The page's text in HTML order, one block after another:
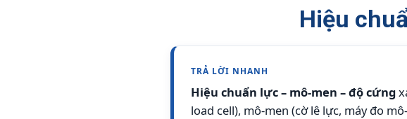
Hiệu
TRẢ LỜI NHANH
Hiệu chuẩn lực – mô-men – độ cứng
load cell), mô-men (cờ lê lực, máy đo